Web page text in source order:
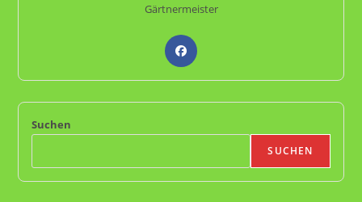
Gärtnermeister
Opens
a
new
Suchen
SUCHEN